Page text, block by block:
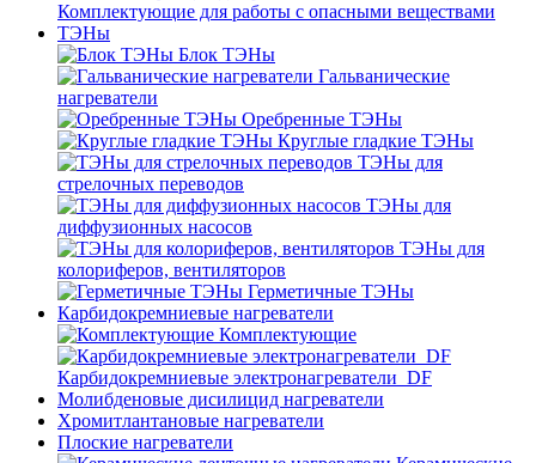
Комплектующие для работы с опасными веществами
ТЭНы
Блок ТЭНы
Гальванические
нагреватели
Оребренные ТЭНы
Круглые гладкие ТЭНы
ТЭНы для
стрелочных переводов
ТЭНы для
диффузионных насосов
ТЭНы для
колориферов, вентиляторов
Герметичные ТЭНы
Карбидокремниевые нагреватели
Комплектующие
Карбидокремниевые электронагреватели_DF
Молибденовые дисилицид нагреватели
Хромитлантановые нагреватели
Плоские нагреватели